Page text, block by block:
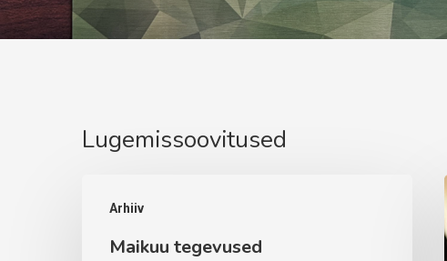
Lugemissoovitused
Arhiiv
tegevused
Maikuu tegevused